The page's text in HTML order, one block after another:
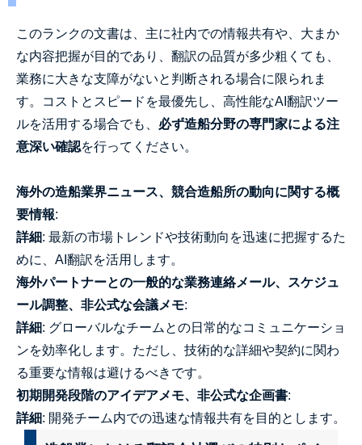
このランクの文書は、主に社内での情報共有や、大まか
な内容把握が目的であり、翻訳の品質が多少粗くても、
業務に大きな支障がないと判断される場合に限られま
す。コストとスピードを最優先し、高性能なAI翻訳ツー
ルを活用する場合でも、 必ず造船分野の専門家による注
意深い確認を行ってください。
海外の造船業界ニュース、競合造船所の動向に関する概
要情報:
詳細: 最新の市場トレンドや技術動向を迅速に把握するた
めに、AI翻訳を活用します。
海外パートナーとの一般的な業務連絡メール、スケジュ
ール調整、非公式な会議メモ:
詳細: グローバルなチームとの日常的なコミュニケーショ
ンを効率化します。ただし、技術的な詳細や契約に関わ
る重要な情報は避けるべきです。
初期開発段階のアイデアメモ、非公式な企画書:
詳細: 開発チーム内での迅速な情報共有を目的とします。